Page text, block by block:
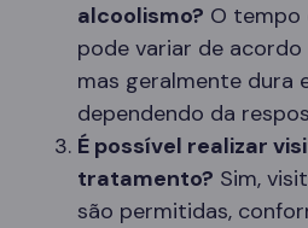
alcoolismo? O
pode variar de
mas geralmente dura
dependendo da
É possível realizar
tratamento? Sim,
são permitidas,